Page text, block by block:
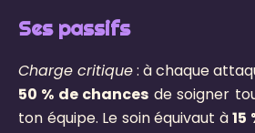
Ses passifs
Charge critique: à chaque
50 % de chances de soigner
ton équipe. Le soin équivaut à15